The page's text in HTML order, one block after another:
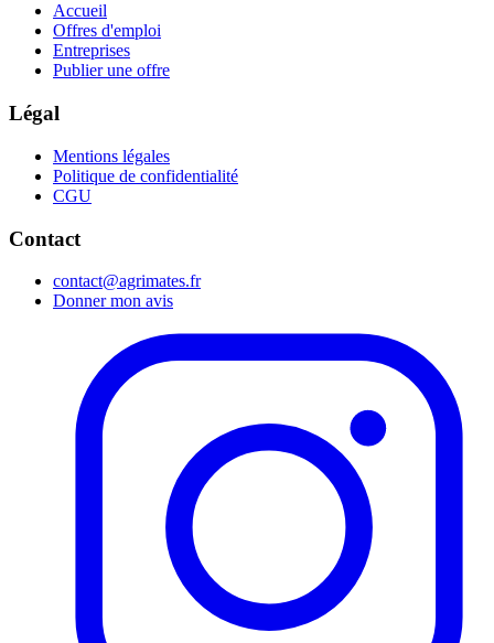
Accueil
Offres d'emploi
Entreprises
Publier une offre
Légal
Mentions légales
Politique de confidentialité
CGU
Contact
contact@agrimates.fr
Donner mon avis